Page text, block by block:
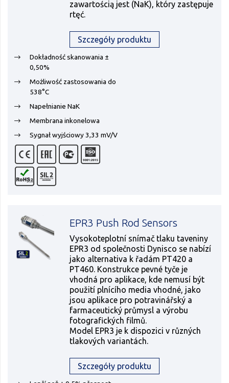
zawartością jest (NaK), który zastępuje
rtęć.
Szczegóły produktu
Dokładność skanowania ±
0,50%
Możliwość zastosowania do
538°C
Napełnianie NaK
Membrana inkonelowa
Sygnał wyjściowy 3,33 mV/V
EPR3 Push Rod Sensors
Vysokoteplotní snímač tlaku taveniny
EPR3 od společnosti Dynisco se nabízí
jako alternativa k řadám PT420 a
PT460. Konstrukce pevné tyče je
vhodná pro aplikace, kde nemusí být
použití plnícího media vhodné, jako
jsou aplikace pro potravinářský a
farmaceutický průmysl a výrobu
fotografických filmů.
Model EPR3 je k dispozici v různých
tlakových variantách.
Szczegóły produktu